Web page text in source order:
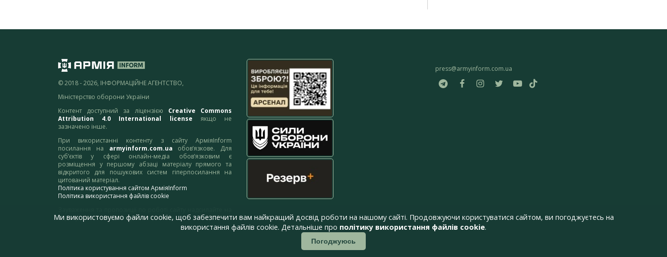
© 2018 - 2026, ІНФОРМАЦІЙНЕ АГЕНТСТВО,
Міністерство оборони України
Контент доступний за ліцензією Creative Commons
Attribution 4.0 International license якщо не
зазначено інше.
При використанні контенту з сайту АрміяInform
посилання на armyinform.com.ua обов’язкове. Для
суб’єктів у сфері онлайн-медіа обов’язковим є
розміщення у першому абзаці матеріалу прямого та
відкритого для пошукових систем гіперпосилання на
цитований матеріал.
Політика користування сайтом АрміяInform
Політика використання файлів cookie
адресу:webmaster@armyinform.com.ua
press@armyinform.com.ua
Ми використовуємо файли cookie, щоб забезпечити вам найкращий досвід роботи на нашому сайті. Продовжуючи користуватися сайтом, ви погоджуєтесь на
використання файлів cookie. Детальніше про політику використання файлів cookie.
Погоджуюсь